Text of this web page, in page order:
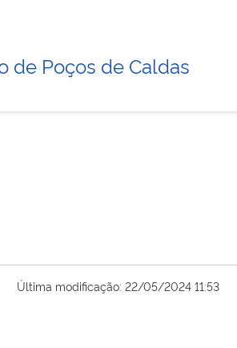
de Poços de Caldas
Última modificação: 22/05/2024 11:53